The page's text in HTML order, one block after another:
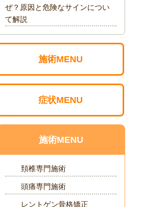
ぜ？原因と危険なサインについ
て解説
施術MENU
症状MENU
施術MENU
頚椎専門施術
頭痛専門施術
レントゲン骨格矯正